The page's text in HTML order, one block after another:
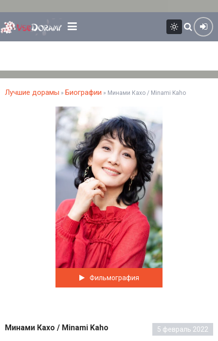
Лучшие дорамы » Биографии » Минами Кахо / Minami Kaho
Фильмография
Минами Кахо / Minami Kaho 5 февраль 2022